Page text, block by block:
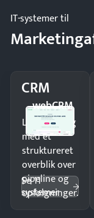
IT-systemer til
CRM
webCRM
Luk flere salg
med et
struktureret
overblik over
pipeline og
opfølgninger.
Se 11
systemer